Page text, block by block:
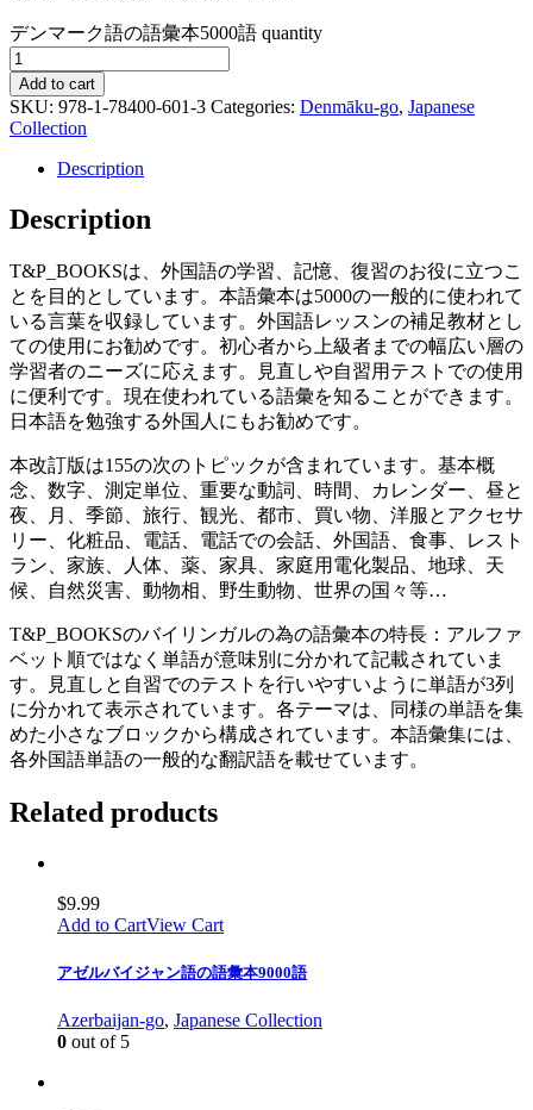
デンマーク語の語彙本5000語 quantity
Add to cart
SKU: 978-1-78400-601-3 Categories: Denmāku-go, Japanese
Collection
Description
Description
T&P_BOOKSは、外国語の学習、記憶、復習のお役に立つこ
とを目的としています。本語彙本は5000の一般的に使われて
いる言葉を収録しています。外国語レッスンの補足教材とし
ての使用にお勧めです。初心者から上級者までの幅広い層の
学習者のニーズに応えます。見直しや自習用テストでの使用
に便利です。現在使われている語彙を知ることができます。
日本語を勉強する外国人にもお勧めです。
本改訂版は155の次のトピックが含まれています。基本概
念、数字、測定単位、重要な動詞、時間、カレンダー、昼と
夜、月、季節、旅行、観光、都市、買い物、洋服とアクセサ
リー、化粧品、電話、電話での会話、外国語、食事、レスト
ラン、家族、人体、薬、家具、家庭用電化製品、地球、天
候、自然災害、動物相、野生動物、世界の国々等…
T&P_BOOKSのバイリンガルの為の語彙本の特長：アルファ
ベット順ではなく単語が意味別に分かれて記載されていま
す。見直しと自習でのテストを行いやすいように単語が3列
に分かれて表示されています。各テーマは、同様の単語を集
めた小さなブロックから構成されています。本語彙集には、
各外国語単語の一般的な翻訳語を載せています。
Related products
$9.99
Add to CartView Cart
アゼルバイジャン語の語彙本9000語
Azerbaijan-go, Japanese Collection
0 out of 5